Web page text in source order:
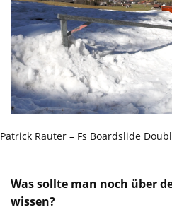
Patrick Rauter – Fs Boardslide
Was sollte man noch über
wissen?